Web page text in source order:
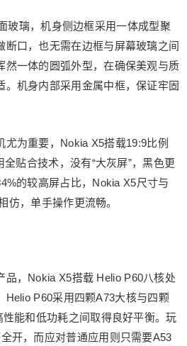
玻璃，机身侧边框采用一体成型聚
断口，也无需在边框与屏幕玻璃之间
然一体的圆弧外型，在确保美观与质
。机身内部采用金属中框，保证牢固
尤为重要，Nokia X5搭载19:9比例
贴合技术，没有“大灰屏”，黑色更
的较高屏占比，Nokia X5尺寸与
仿，单手操作更流畅。
品，Nokia X5搭载 Helio P60八核处
Helio P60采用四颗A73大核与四颗
能和低功耗之间取得良好平衡。玩
开，而应对普通应用则只需要A53